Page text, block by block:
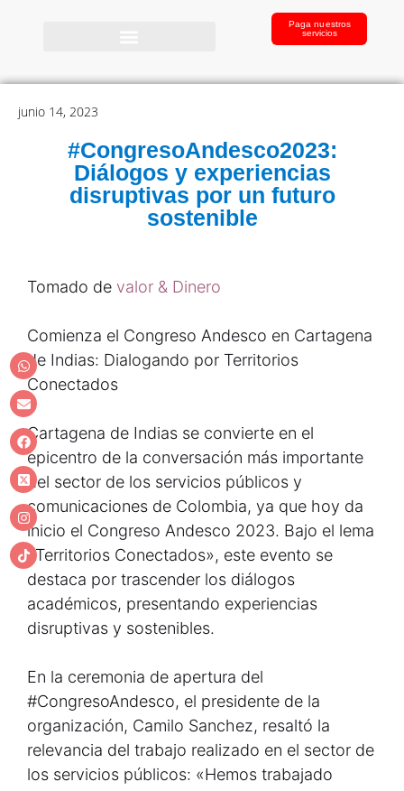
Paga nuestros
servicios
junio 14, 2023
#CongresoAndesco2023:
Diálogos y experiencias
disruptivas por un futuro
sostenible
Tomado de valor & Dinero
Comienza el Congreso Andesco en Cartagena
de Indias: Dialogando por Territorios
Conectados
Cartagena de Indias se convierte en el
epicentro de la conversación más importante
del sector de los servicios públicos y
comunicaciones de Colombia, ya que hoy da
inicio el Congreso Andesco 2023. Bajo el lema
«Territorios Conectados», este evento se
destaca por trascender los diálogos
académicos, presentando experiencias
disruptivas y sostenibles.
En la ceremonia de apertura del
#CongresoAndesco, el presidente de la
organización, Camilo Sanchez, resaltó la
relevancia del trabajo realizado en el sector de
los servicios públicos: «Hemos trabajado